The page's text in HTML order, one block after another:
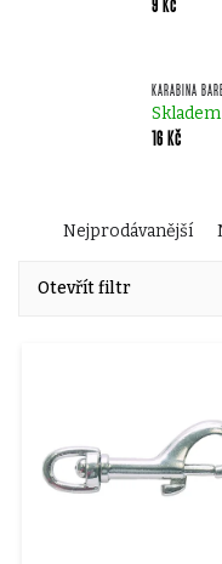
KARABINA
16 Kč
Ř
a
n
Nejprodávanější
Otevřít filtr